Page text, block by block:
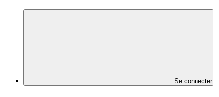
Se connecter